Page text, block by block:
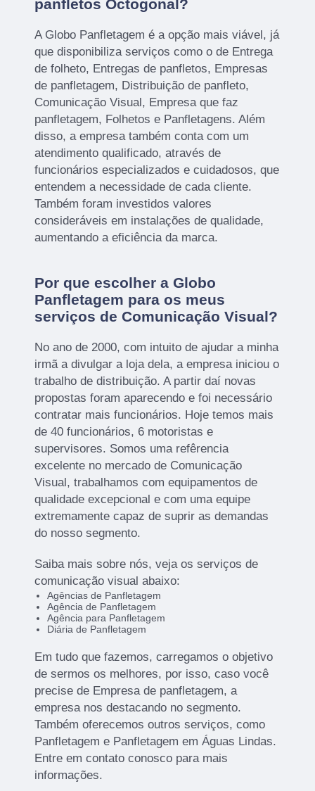
panfletos Octogonal?
A Globo Panfletagem é a opção mais viável, já
que disponibiliza serviços como o de Entrega
de folheto, Entregas de panfletos, Empresas
de panfletagem, Distribuição de panfleto,
Comunicação Visual, Empresa que faz
panfletagem, Folhetos e Panfletagens. Além
disso, a empresa também conta com um
atendimento qualificado, através de
funcionários especializados e cuidadosos, que
entendem a necessidade de cada cliente.
Também foram investidos valores
consideráveis em instalações de qualidade,
aumentando a eficiência da marca.
Por que escolher a Globo
Panfletagem para os meus
serviços de Comunicação Visual?
No ano de 2000, com intuito de ajudar a minha
irmã a divulgar a loja dela, a empresa iniciou o
trabalho de distribuição. A partir daí novas
propostas foram aparecendo e foi necessário
contratar mais funcionários. Hoje temos mais
de 40 funcionários, 6 motoristas e
supervisores. Somos uma refêrencia
excelente no mercado de Comunicação
Visual, trabalhamos com equipamentos de
qualidade excepcional e com uma equipe
extremamente capaz de suprir as demandas
do nosso segmento.
Saiba mais sobre nós, veja os serviços de
comunicação visual abaixo:
Agências de Panfletagem
Agência de Panfletagem
Agência para Panfletagem
Diária de Panfletagem
Em tudo que fazemos, carregamos o objetivo
de sermos os melhores, por isso, caso você
precise de Empresa de panfletagem, a
empresa nos destacando no segmento.
Também oferecemos outros serviços, como
Panfletagem e Panfletagem em Águas Lindas.
Entre em contato conosco para mais
informações.